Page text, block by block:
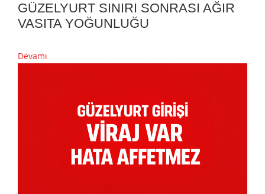
GÜZELYURT SINIRI SONRASI AĞIR
VASITA YOĞUNLUĞU
Devamı